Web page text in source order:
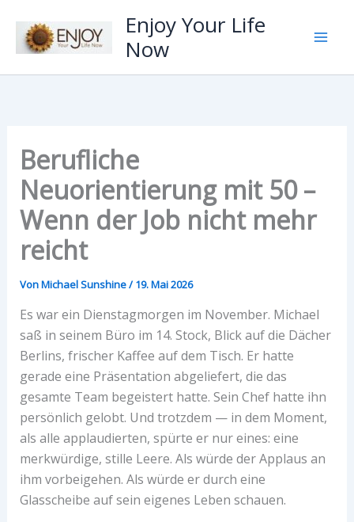
Inhalt
springen
Enjoy Your Life
Now
Berufliche
Neuorientierung mit 50 –
Wenn der Job nicht mehr
reicht
VonMichael Sunshine/19. Mai 2026
Es war ein Dienstagmorgen im November. Michael
saß in seinem Büro im 14. Stock, Blick auf die Dächer
Berlins, frischer Kaffee auf dem Tisch. Er hatte
gerade eine Präsentation abgeliefert, die das
gesamte Team begeistert hatte. Sein Chef hatte ihn
persönlich gelobt. Und trotzdem — in dem Moment,
als alle applaudierten, spürte er nur eines: eine
merkwürdige, stille Leere. Als würde der Applaus an
ihm vorbeigehen. Als würde er durch eine
Glasscheibe auf sein eigenes Leben schauen.